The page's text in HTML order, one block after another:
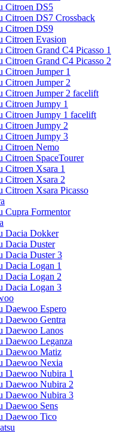
Citroen DS5
Citroen DS7 Crossback
Citroen DS9
Citroen Evasion
Grand С4 Picasso 1
Citroen Grand С4 Picasso 2
Jumper 1
Jumper 2
Citroen Jumper 2 facelift
Jumpy 1
Citroen Jumpy 1 facelift
Citroen Jumpy 2
Citroen Jumpy 3
Citroen Nemo
SpaceTourer
Xsara 1
Citroen Xsara 2
Xsara Picasso
Cupra Formentor
Dacia Dokker
Dacia Duster
Dacia Duster 3
Dacia Logan 1
Dacia Logan 2
Dacia Logan 3
Daewoo Espero
Daewoo Gentra
Daewoo Lanos
Daewoo Leganza
Daewoo Matiz
Daewoo Nexia
Daewoo Nubira 1
Daewoo Nubira 2
Daewoo Nubira 3
Daewoo Sens
Daewoo Tico